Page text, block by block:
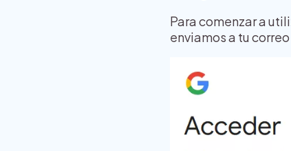
Para comenzar a
enviamos a tu